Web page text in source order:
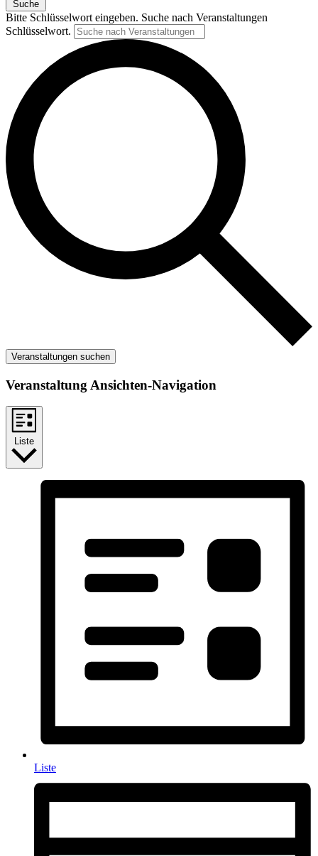
Suche
Bitte Schlüsselwort eingeben. Suche nach Veranstaltungen
Schlüsselwort.
Veranstaltungen suchen
Veranstaltung Ansichten-Navigation
Liste
Liste